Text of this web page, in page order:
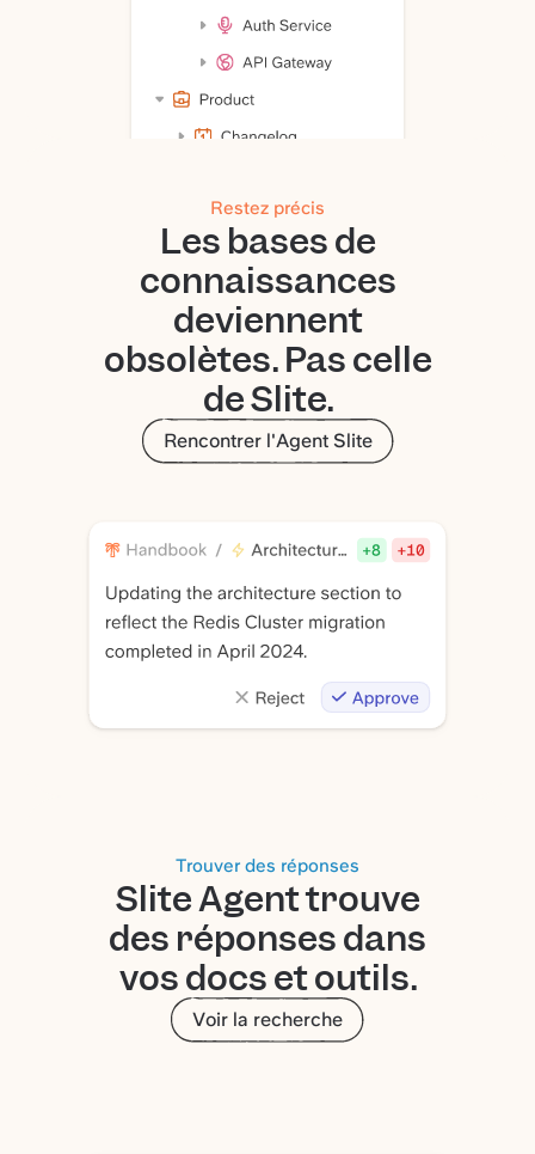
Restez précis
Les bases de
connaissances
deviennent
obsolètes. Pas celle
de Slite.
Rencontrer l'Agent Slite
Trouver des réponses
Slite Agent trouve
des réponses dans
vos docs et outils.
Voir la recherche